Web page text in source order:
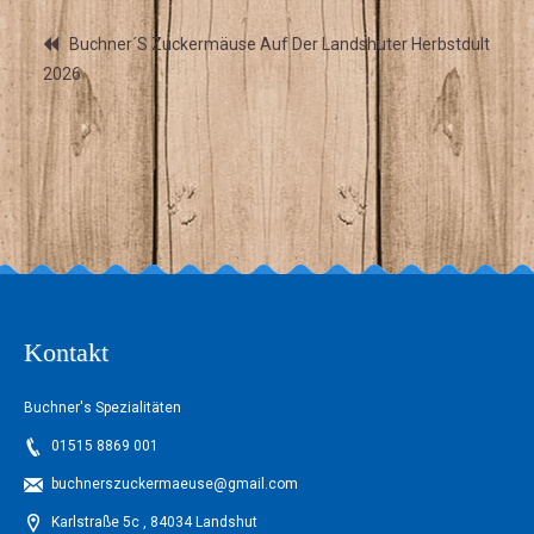
Buchner´s Zuckermäuse Auf Der Landshuter Herbstdult
2026
Kontakt
Buchner's Spezialitäten
01515 8869 001
buchnerszuckermaeuse@gmail.com
Karlstraße 5c , 84034 Landshut